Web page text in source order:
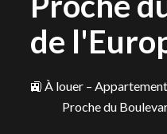
de
🚉 À louer –
Proche du